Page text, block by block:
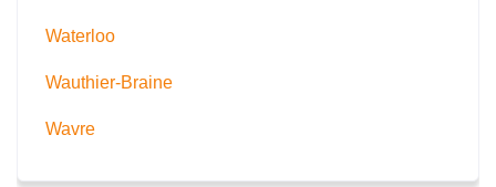
Waterloo
Wauthier-Braine
Wavre